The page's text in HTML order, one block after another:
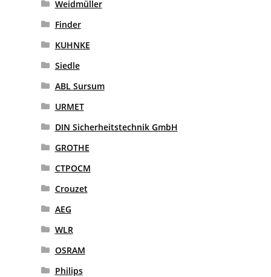
Weidmüller
Finder
KUHNKE
Siedle
ABL Sursum
URMET
DIN Sicherheitstechnik GmbH
GROTHE
CTPOCM
Crouzet
AEG
WLR
OSRAM
Philips